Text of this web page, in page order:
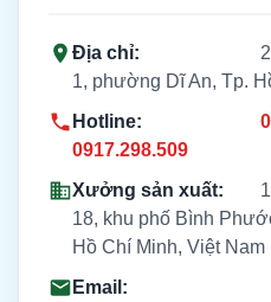
Địa chỉ:
1, phường Dĩ An, Tp.
Hotline:
0917.298.509
Xưởng sản xuất:
18, khu phố Bình
Hồ Chí Minh, Việt Nam
Email: